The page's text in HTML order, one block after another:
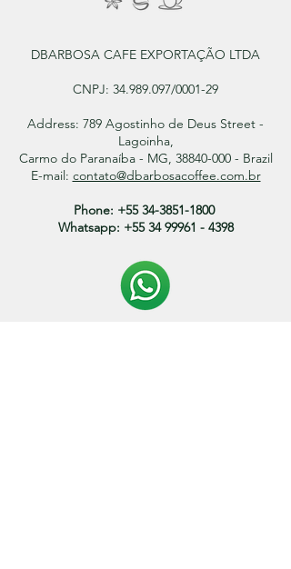
DBARBOSA CAFE EXPORTAÇÃO LTDA
CNPJ: 34.989.097/0001-29
Address: 789 Agostinho de Deus Street -
Lagoinha,
Carmo do Paranaíba - MG, 38840-000 - Brazil
E-mail: contato@dbarbosacoffee.com.br
Phone: +55 34-3851-1800
Whatsapp: +55 34 99961 - 4398